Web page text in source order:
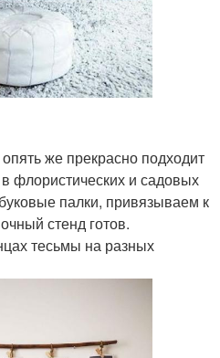
же прекрасно подходит
флористических и садовых
палки, привязываем к
стенд готов.
тесьмы на разных